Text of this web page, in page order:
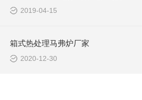
2019-04-15
箱式热处理马弗炉厂家
2020-12-30